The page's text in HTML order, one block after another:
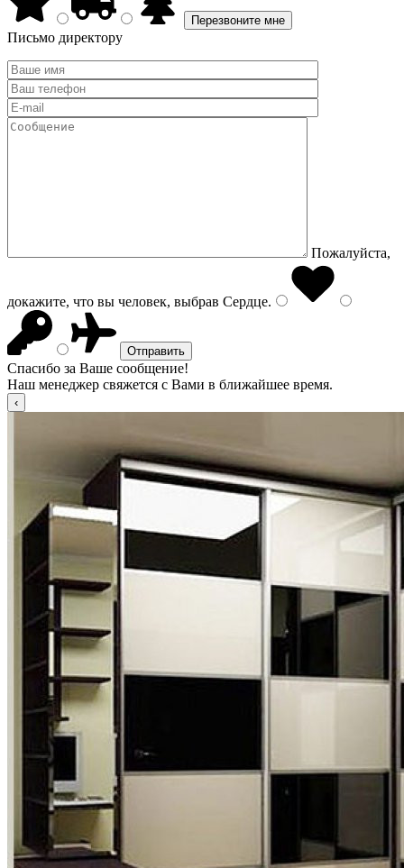
Письмо директору
Пожалуйста,
докажите, что вы человек, выбрав Сердце.
Спасибо за Ваше сообщение!
Наш менеджер свяжется с Вами в ближайшее время.